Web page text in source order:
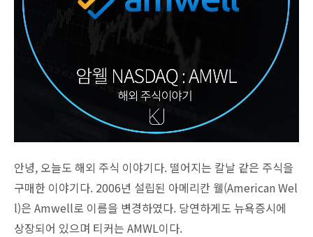
안녕, 오늘도 해외 주식 이야기다. 떨어지는 칼날 같은 주식을
구매한 이야기다. 2006년 설립된 아메리칸 웰(American Wel
l)은 Amwell로 이름을 변경하였다. 당연하게도 뉴욕증시에
상장되어 있으며 티커는 AMWL이다.